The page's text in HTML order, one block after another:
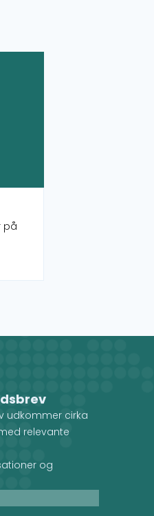
på
udkommer cirka
relevante
og